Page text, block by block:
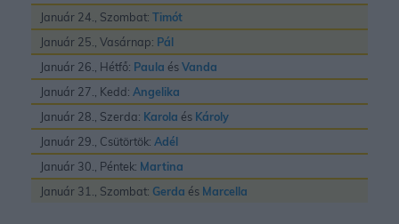
Január 24., Szombat: Timót
Január 25., Vasárnap: Pál
Január 26., Hétfő: Paula ésVanda
Január 27., Kedd: Angelika
Január 28., Szerda: Karola és Károly
Január 29., Csütörtök: Adél
Január 30., Péntek: Martina
Január 31., Szombat: Gerda és Marcella